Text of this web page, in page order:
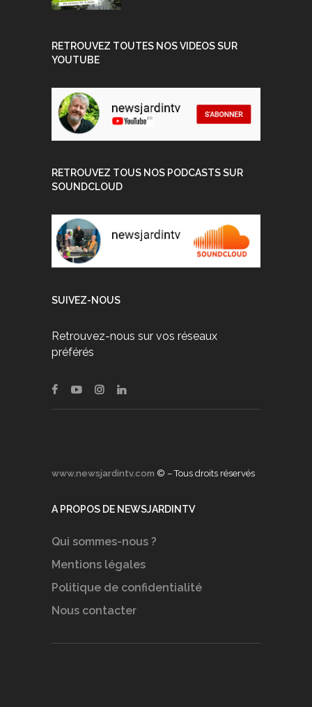
RETROUVEZ TOUTES NOS VIDEOS SUR
YOUTUBE
RETROUVEZ TOUS NOS PODCASTS SUR
SOUNDCLOUD
SUIVEZ-NOUS
Retrouvez-nous sur vos réseaux
préférés
www.newsjardintv.com © – Tous droits réservés
A PROPOS DE NEWSJARDINTV
Qui sommes-nous ?
Mentions légales
Politique de confidentialité
Nous contacter